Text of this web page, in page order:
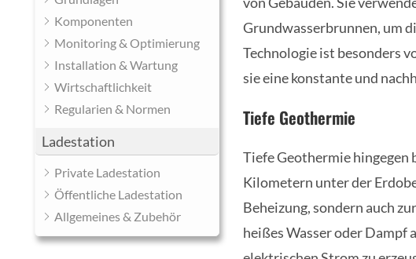
Komponenten
Monitoring & Optimierung
Installation & Wartung
Wirtschaftlichkeit
Regularien & Normen
Ladestation
Private Ladestation
Öffentliche Ladestation
Allgemeines & Zubehör
Grundwasserbrunnen, um
Technologie ist besonders
sie eine konstante und
Tiefe Geothermie
Tiefe Geothermie hingegen
Kilometern unter der
Beheizung, sondern auch
heißes Wasser oder Dampf